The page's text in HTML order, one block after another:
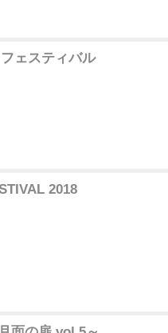
ェスティバル
2018